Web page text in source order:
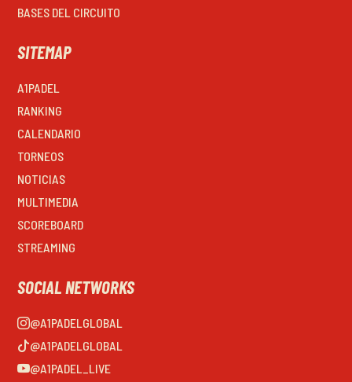
BASES DEL CIRCUITO
SITEMAP
A1PADEL
RANKING
CALENDARIO
TORNEOS
NOTICIAS
MULTIMEDIA
SCOREBOARD
STREAMING
SOCIAL NETWORKS
@A1PADELGLOBAL
@A1PADELGLOBAL
@A1PADEL_LIVE